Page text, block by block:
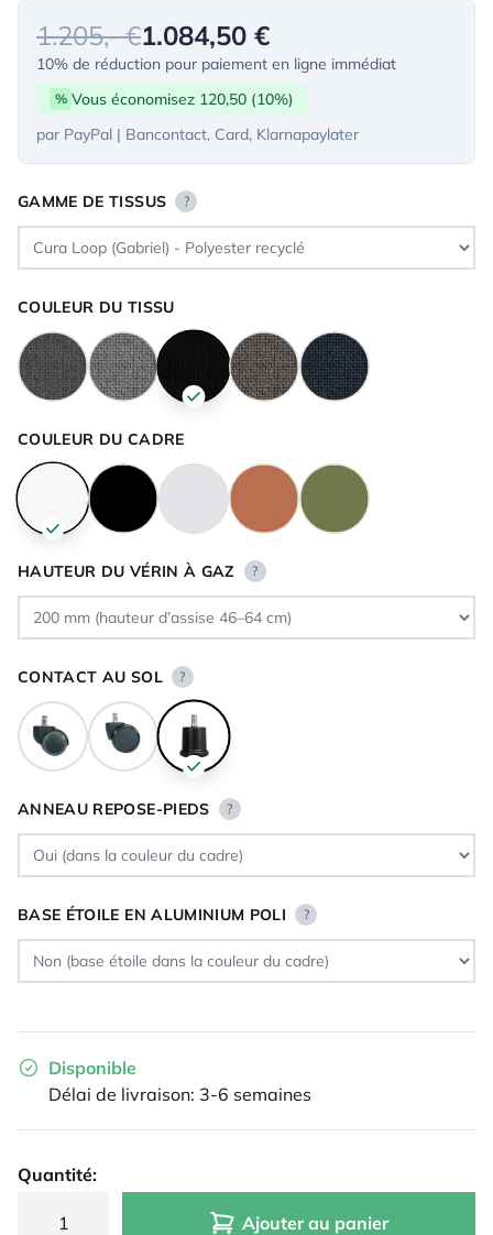
1.205,- €1.084,50 €
10% de réduction pour paiement en ligne immédiat
% Vous économisez 120,50 (10%)
par PayPal | Bancontact, Card, Klarnapaylater
GAMME DE TISSUS ?
COULEUR DU TISSU
COULEUR DU CADRE
HAUTEUR DU VÉRIN À GAZ ?
CONTACT AU SOL ?
ANNEAU REPOSE-PIEDS ?
BASE ÉTOILE EN ALUMINIUM POLI ?
Disponible
Délai de livraison: 3-6 semaines
Quantité:
Ajouter au panier